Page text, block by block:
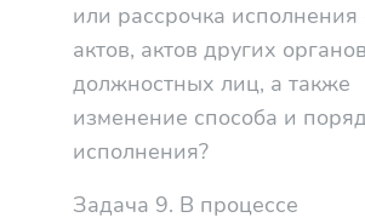
или рассрочка
актов, актов других
должностных лиц, а также
изменение способа и
исполнения?
Задача 9. В процессе